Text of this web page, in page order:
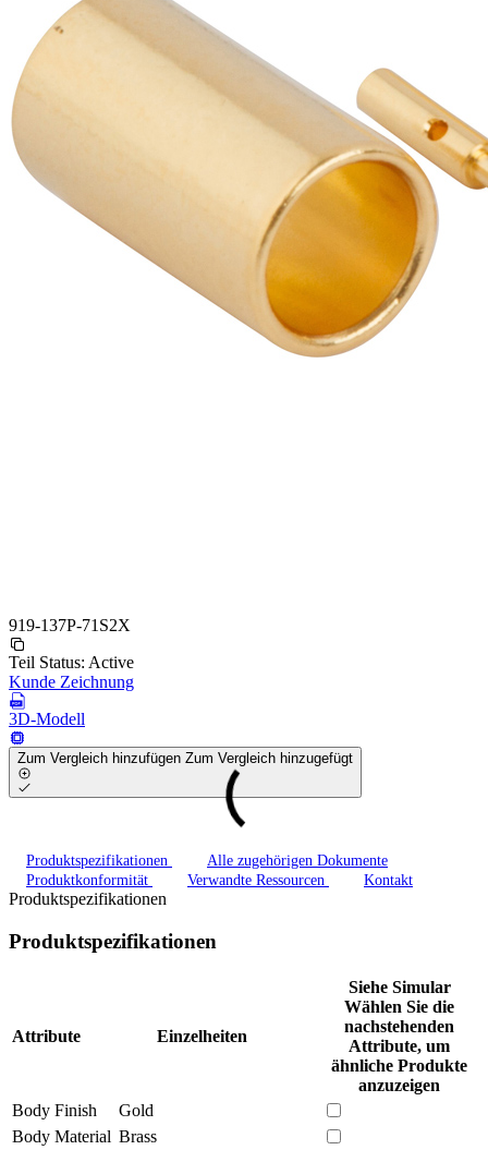
919-137P-71S2X
Teil Status: Active
Kunde Zeichnung
3D-Modell
Zum Vergleich hinzufügen Zum Vergleich hinzugefügt
Produktspezifikationen
Alle zugehörigen Dokumente
Produktkonformität
Verwandte Ressourcen Kontakt
Produktspezifikationen
Produktspezifikationen
Attribute Einzelheiten
Siehe Simular
Wählen Sie die
nachstehenden
Attribute, um
ähnliche Produkte
anzuzeigen
Body Finish
Gold
Body Material Brass